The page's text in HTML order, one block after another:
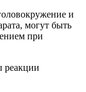
и
могут быть
при
реакции